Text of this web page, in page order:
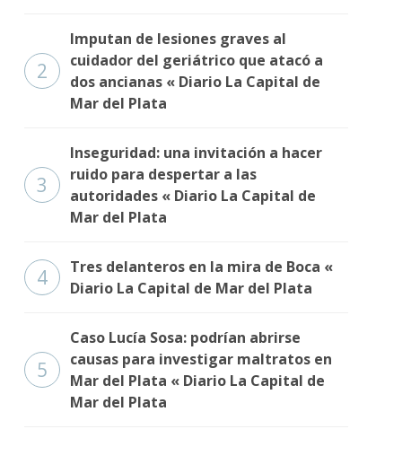
2
Imputan de lesiones graves al
cuidador del geriátrico que atacó a
dos ancianas « Diario La Capital de
Mar del Plata
3
Inseguridad: una invitación a hacer
ruido para despertar a las
autoridades « Diario La Capital de
Mar del Plata
4
Tres delanteros en la mira de Boca «
Diario La Capital de Mar del Plata
5
Caso Lucía Sosa: podrían abrirse
causas para investigar maltratos en
Mar del Plata « Diario La Capital de
Mar del Plata